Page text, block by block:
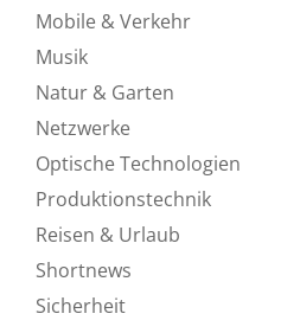
Mobile & Verkehr
Musik
Natur & Garten
Netzwerke
Optische Technologien
Produktionstechnik
Reisen & Urlaub
Shortnews
Sicherheit